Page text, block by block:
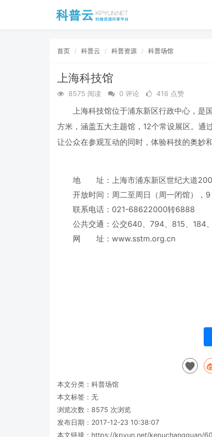
首页 科普云 科普资源 科普场馆
上海科技馆
8575 阅读 0 评论 416 点赞
上海科技馆位于浦东新区行政中心，是
方米，涵盖五大主题馆，12个常设展区。通
让公众在参观互动的同时，体验科技的奥妙和
地 址：上海市浦东新区世纪大道
开放时间：周二至周日（周一闭馆），9
联系电话：021-68622000转6888
公共交通：公交640、794、815、184、
网 址：www.sstm.org.cn
本文分类： 科普场馆
本文标签：无
浏览次数： 8575 次浏览
发布日期：2017-12-23 10:38:07
本文链接： https://kpyun.net/kepuchangguan/